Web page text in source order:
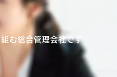
む総合管理会社です